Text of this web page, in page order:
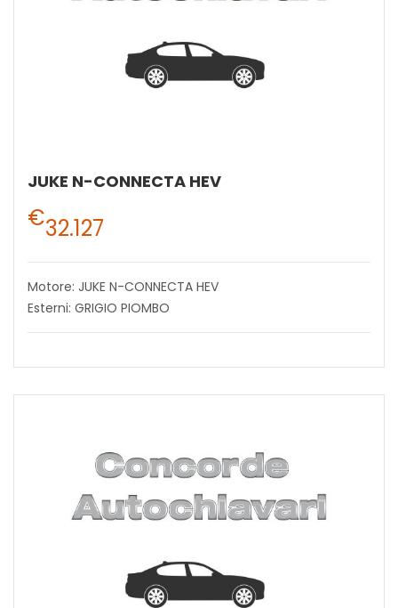
JUKE N-CONNECTA HEV
€32.127
Motore: JUKE N-CONNECTA HEV
Esterni: GRIGIO PIOMBO